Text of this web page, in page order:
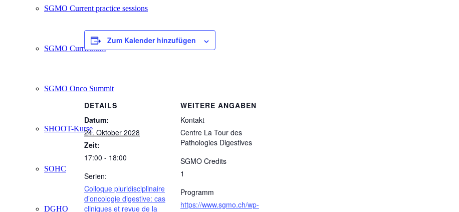
SGMO Current practice sessions
SGMO Curriculum
SGMO Onco Summit
SHOOT-Kurse
SOHC
DGHO
Zum Kalender hinzufügen
DETAILS
Datum:
24. Oktober 2028
Zeit:
17:00 - 18:00
Serien:
Colloque pluridisciplinaire
d’oncologie digestive: cas
cliniques et revue de la
WEITERE ANGABEN
Kontakt
Centre La Tour des
Pathologies Digestives
SGMO Credits
1
Programm
https://www.sgmo.ch/wp-